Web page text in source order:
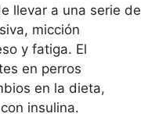
llevar a una serie de
micción
y fatiga. El
en perros
en la dieta,
insulina.